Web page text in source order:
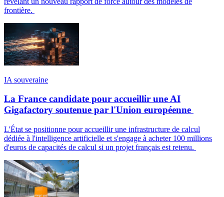
frontière.
IA souveraine
La France candidate pour accueillir une AI
Gigafactory soutenue par l'Union européenne
L'État se positionne pour accueillir une infrastructure de calcul
dédiée à l'intelligence artificielle et s'engage à acheter 100 millions
d'euros de capacités de calcul si un projet français est retenu.